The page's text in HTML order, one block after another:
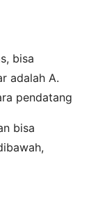
bisa
adalah A.
pendatang
bisa